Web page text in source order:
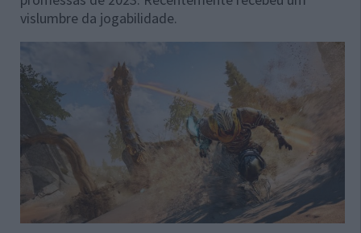
vislumbre da jogabilidade.